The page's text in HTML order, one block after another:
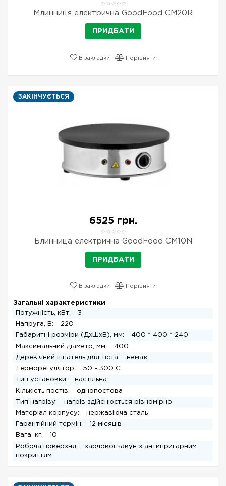
Млинниця електрична GoodFood CM20R
ПРИДБАТИ
В закладки Порівняти
ЗАКІНЧУЄТЬСЯ
6525 грн.
Блинница електрична GoodFood CM10N
ПРИДБАТИ
В закладки Порівняти
Загальні характеристики
Потужність, кВт:
3
Напруга, В:
220
Габаритні розміри (ДхШхВ), мм:
400 * 400 * 240
Максимальний діаметр, мм:
400
Дерев'яний шпатель для тіста:
немає
Терморегулятор:
50 - 300 С
Тип установки:
настільна
Кількість постів:
однопостова
Тип нагріву:
нагрів здійснюється рівномірно
Матеріал корпусу:
нержавіюча сталь
Гарантійний термін:
12 місяців
Вага, кг:
10
Робоча поверхня:
харчової чавун з антипригарним
покриттям